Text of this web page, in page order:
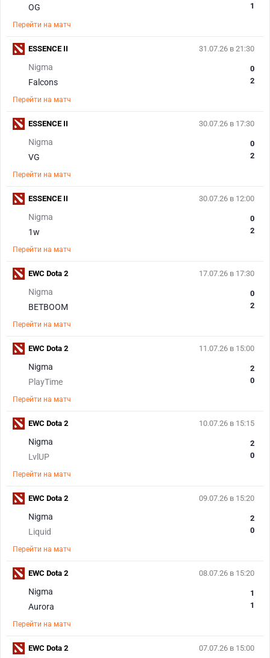
OG
1
Перейти на матч
31.07.26 в 21:30
Nigma
Falcons
0
2
Перейти на матч
ESSENCE II
30.07.26 в 17:30
Nigma
VG
0
2
Перейти на матч
ESSENCE II
30.07.26 в 12:00
Nigma
1w
0
2
Перейти на матч
ESSENCE II
17.07.26 в 17:30
Nigma
BETBOOM
0
2
Перейти на матч
EWC Dota 2
11.07.26 в 15:00
Nigma
PlayTime
2
0
Перейти на матч
EWC Dota 2
10.07.26 в 15:15
Nigma
LvlUP
2
0
Перейти на матч
EWC Dota 2
09.07.26 в 15:20
Nigma
Liquid
2
0
Перейти на матч
EWC Dota 2
08.07.26 в 15:20
Nigma
Aurora
1
1
Перейти на матч
EWC Dota 2
07.07.26 в 15:00
EWC Dota 2